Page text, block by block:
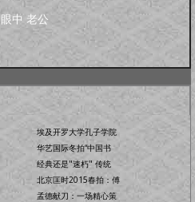
眼中 老公
埃及开罗大学孔子学院
华艺国际冬拍“中国书
经典还是"速朽" 传统
北京匡时2015春拍：傅
孟德献刀：一场精心策